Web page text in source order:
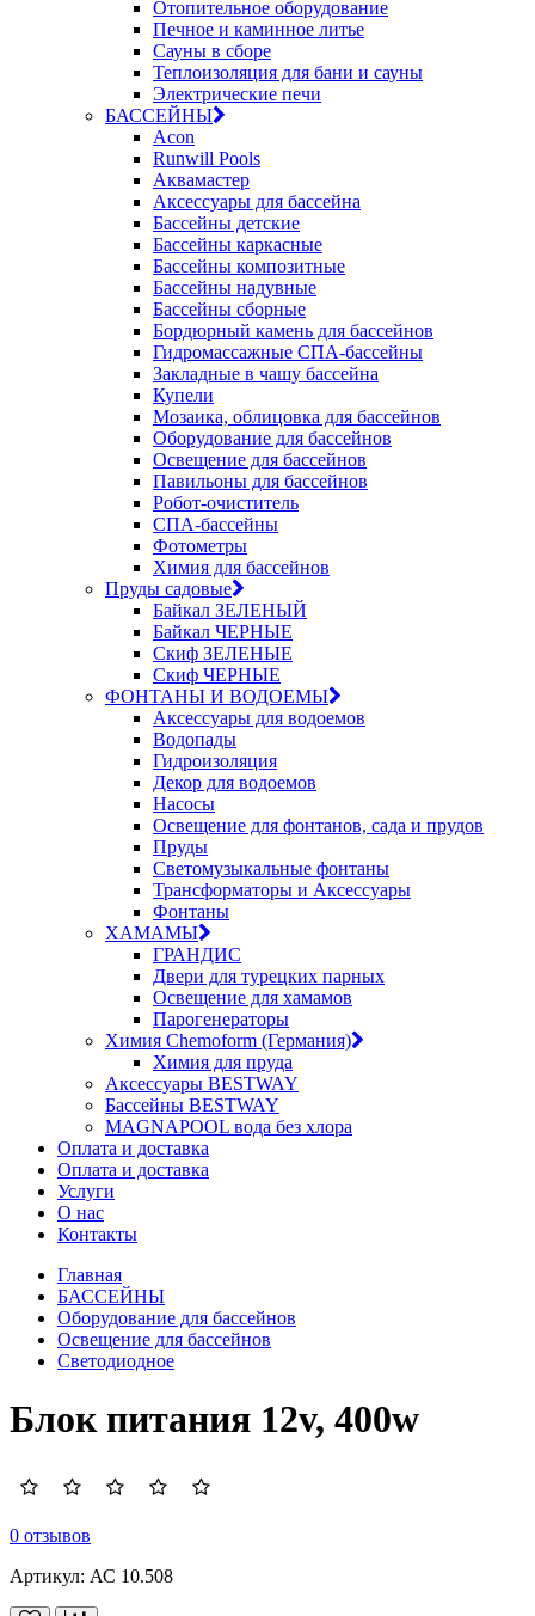
Отопительное оборудование
Печное и каминное литье
Сауны в сборе
Теплоизоляция для бани и сауны
Электрические печи
БАССЕЙНЫ
Acon
Runwill Pools
Аквамастер
Аксессуары для бассейна
Бассейны детские
Бассейны каркасные
Бассейны композитные
Бассейны надувные
Бассейны сборные
Бордюрный камень для бассейнов
Гидромассажные СПА-бассейны
Закладные в чашу бассейна
Купели
Мозаика, облицовка для бассейнов
Оборудование для бассейнов
Освещение для бассейнов
Павильоны для бассейнов
Робот-очиститель
СПА-бассейны
Фотометры
Химия для бассейнов
Пруды садовые
Байкал ЗЕЛЕНЫЙ
Байкал ЧЕРНЫЕ
Скиф ЗЕЛЕНЫЕ
Скиф ЧЕРНЫЕ
ФОНТАНЫ И ВОДОЕМЫ
Аксессуары для водоемов
Водопады
Гидроизоляция
Декор для водоемов
Насосы
Освещение для фонтанов, сада и прудов
Пруды
Светомузыкальные фонтаны
Трансформаторы и Аксессуары
Фонтаны
ХАМАМЫ
ГРАНДИС
Двери для турецких парных
Освещение для хамамов
Парогенераторы
Химия Chemoform (Германия)
Химия для пруда
Аксессуары BESTWAY
Бассейны BESTWAY
MAGNAPOOL вода без хлора
Оплата и доставка
Оплата и доставка
Услуги
О нас
Контакты
Главная
БАССЕЙНЫ
Оборудование для бассейнов
Освещение для бассейнов
Светодиодное
Блок питания 12v, 400w
0 отзывов
Артикул: АС 10.508